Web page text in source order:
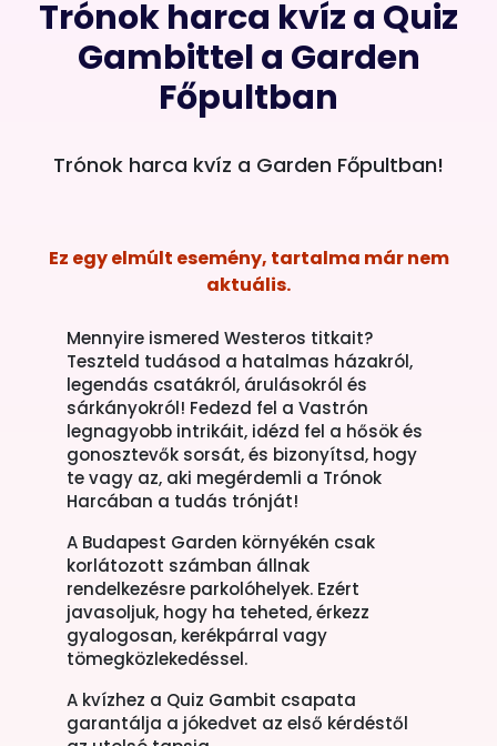
Trónok harca kvíz a Quiz
Gambittel a Garden
Főpultban
Trónok harca kvíz a Garden Főpultban!
Ez egy elmúlt esemény, tartalma már nem
aktuális.
Mennyire ismered Westeros titkait?
Teszteld tudásod a hatalmas házakról,
legendás csatákról, árulásokról és
sárkányokról! Fedezd fel a Vastrón
legnagyobb intrikáit, idézd fel a hősök és
gonosztevők sorsát, és bizonyítsd, hogy
te vagy az, aki megérdemli a Trónok
Harcában a tudás trónját!
A Budapest Garden környékén csak
korlátozott számban állnak
rendelkezésre parkolóhelyek. Ezért
javasoljuk, hogy ha teheted, érkezz
gyalogosan, kerékpárral vagy
tömegközlekedéssel.
A kvízhez a Quiz Gambit csapata
garantálja a jókedvet az első kérdéstől